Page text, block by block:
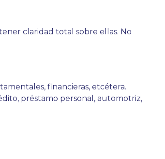
claridad total sobre ellas. No
financieras, etcétera.
préstamo personal, automotriz,